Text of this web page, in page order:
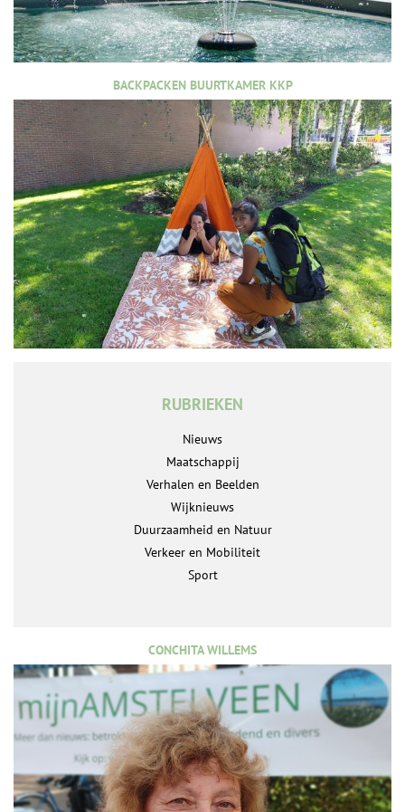
BACKPACKEN BUURTKAMER KKP
RUBRIEKEN
Nieuws
Maatschappij
Verhalen en Beelden
Wijknieuws
Duurzaamheid en Natuur
Verkeer en Mobiliteit
Sport
CONCHITA WILLEMS